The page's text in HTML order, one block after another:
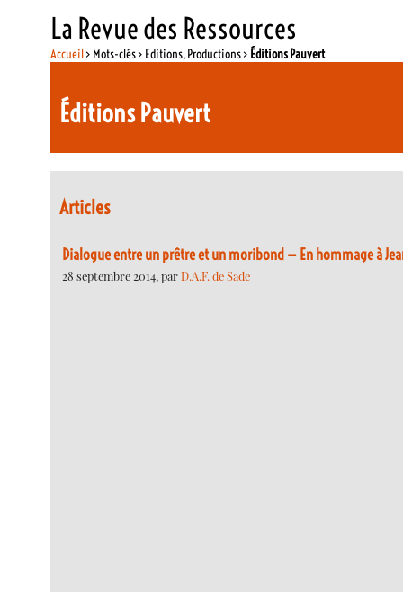
La Revue des Ressources
Accueil> Mots-clés > Editions, Productions > Éditions Pauvert
Éditions Pauvert
Articles
Dialogue entre un prêtre et un moribond — En hommage à
28 septembre 2014, parD.A.F. de Sade